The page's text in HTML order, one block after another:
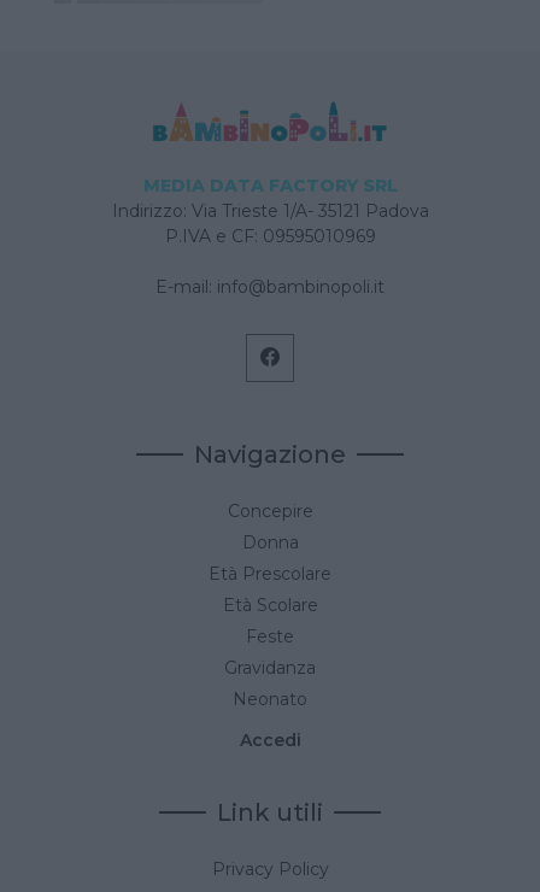
MEDIA DATA FACTORY SRL
Indirizzo: Via Trieste 1/A- 35121 Padova
P.IVA e CF: 09595010969
E-mail: info@bambinopoli.it
Navigazione
Concepire
Donna
Età Prescolare
Età Scolare
Feste
Gravidanza
Neonato
Accedi
Link utili
Privacy Policy